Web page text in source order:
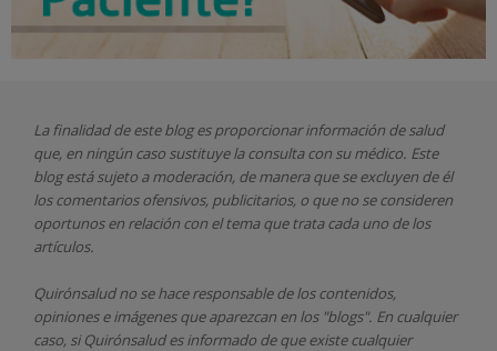
La finalidad de este blog es proporcionar información de salud
que, en ningún caso sustituye la consulta con su médico. Este
blog está sujeto a moderación, de manera que se excluyen de él
los comentarios ofensivos, publicitarios, o que no se consideren
oportunos en relación con el tema que trata cada uno de los
artículos.
Quirónsaludno se hace responsable de los contenidos,
opiniones e imágenes que aparezcan en los "blogs". En cualquier
caso, si Quirónsaludes informado de que existe cualquier